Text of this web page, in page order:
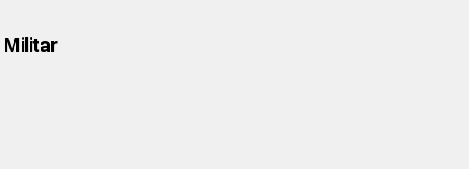
Militar